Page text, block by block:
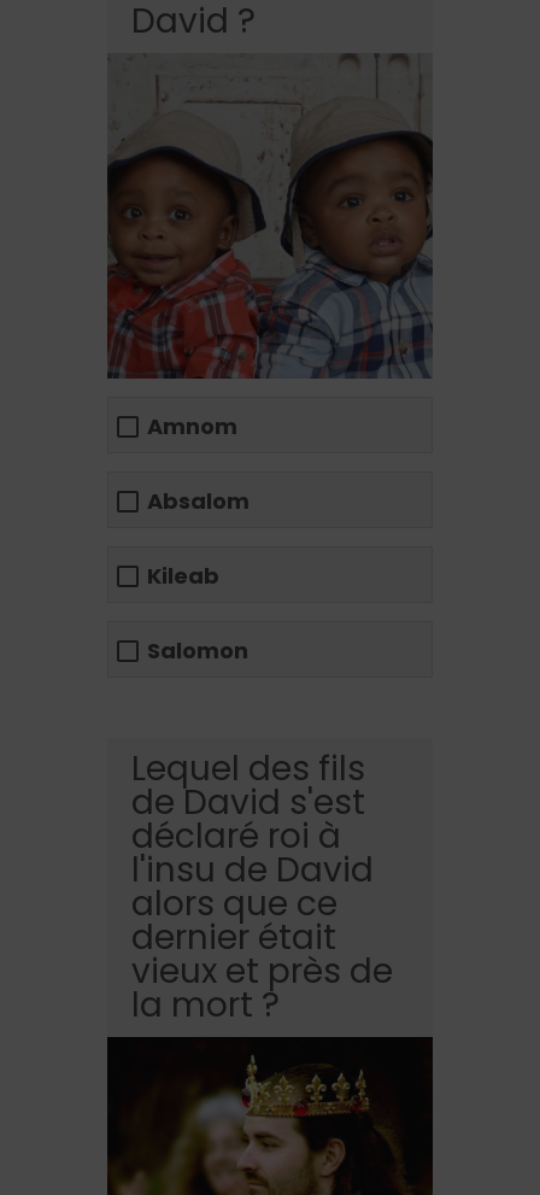
David ?
Amnom
Absalom
Kileab
Salomon
Lequel des fils
de David s'est
déclaré roi à
l'insu de David
alors que ce
dernier était
vieux et près de
la mort ?